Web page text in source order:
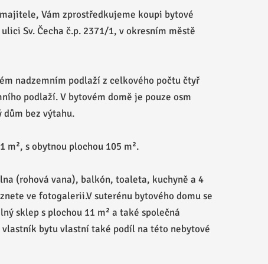
Vám zprostředkujeme koupi bytové
Sv. Čecha č.p. 2371/1, v okresním městě
nadzemním podlaží z celkového počtu čtyř
podlaží. V bytovém domě je pouze osm
dům bez výtahu.
m², s obytnou plochou 105 m².
(rohová vana), balkón, toaleta, kuchyně a 4
ve fotogalerii.V suterénu bytového domu se
sklep s plochou 11 m² a také společná
vlastník bytu vlastní také podíl na této nebytové